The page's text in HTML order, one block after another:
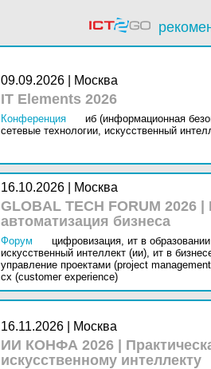
09.09.2026 | Москва
IT Elements 2026
Конференция
иб (информационная
сетевые технологии, искусственный
16.10.2026 | Москва
GLOBAL TECH FORUM
автоматизация бизнеса
Форум цифровизация, ит в
искусственный интеллект (ии), ит в
управление проектами (project
cx (customer experience)
16.11.2026 | Москва
ИИ КОНФА 2026 |
искусственному интеллекту